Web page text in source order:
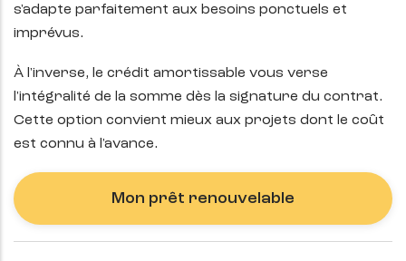
s'adapte parfaitement aux besoins ponctuels et
imprévus.
À l'inverse, le crédit amortissable vous verse
l'intégralité de la somme dès la signature du contrat.
Cette option convient mieux aux projets dont le coût
est connu à l'avance.
Mon prêt renouvelable